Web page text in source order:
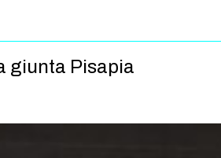
giunta Pisapia